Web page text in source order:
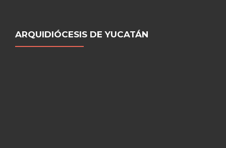
ARQUIDIÓCESIS DE YUCATÁN